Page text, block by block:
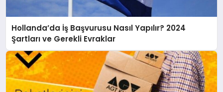
Hollanda’da İş Başvurusu Nasıl Yapılır? 2024
Şartları ve Gerekli Evraklar